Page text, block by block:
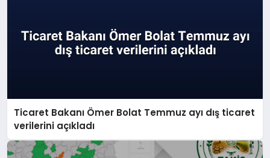
Ticaret Bakanı Ömer Bolat Temmuz ayı dış ticaret
verilerini açıkladı